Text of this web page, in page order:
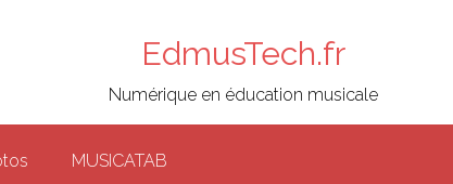
EdmusTech.fr
Numérique en éducation musicale
MUSICATAB